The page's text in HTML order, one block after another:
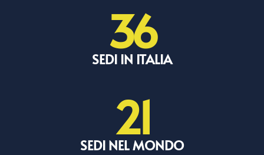
SEDI IN ITALIA
36
SEDI NEL MONDO
21